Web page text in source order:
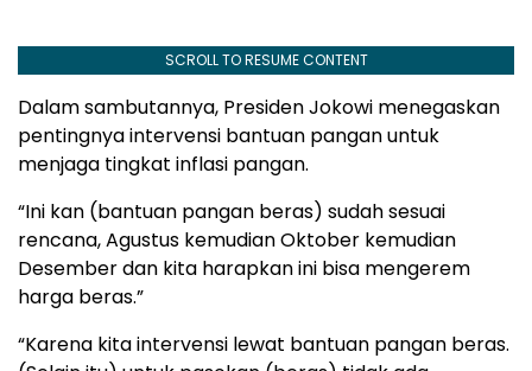
SCROLL TO RESUME CONTENT
Dalam sambutannya, Presiden Jokowi menegaskan
pentingnya intervensi bantuan pangan untuk
menjaga tingkat inflasi pangan.
“Ini kan (bantuan pangan beras) sudah sesuai
rencana, Agustus kemudian Oktober kemudian
Desember dan kita harapkan ini bisa mengerem
harga beras.”
“Karena kita intervensi lewat bantuan pangan beras.